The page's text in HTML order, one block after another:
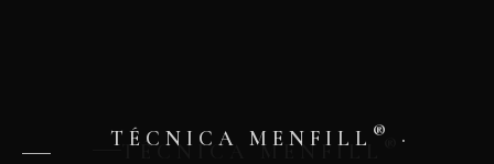
TÉCNICA MENFILL®